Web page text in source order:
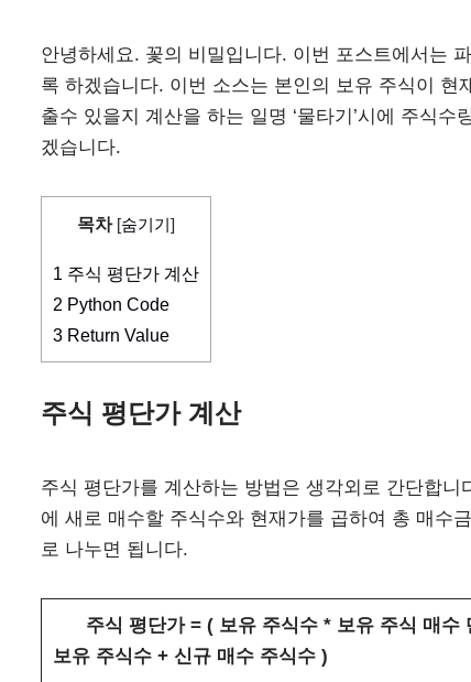
안녕하세요. 꽃의 비밀입니다. 이번 포스트에서는
록 하겠습니다. 이번 소스는 본인의 보유 주식이
출수 있을지 계산을 하는 일명 ‘물타기’시에 주식
겠습니다.
목차 [숨기기 ]
1 주식 평단가 계산
2 Python Code
3 Return Value
주식 평단가 계산
주식 평단가를 계산하는 방법은 생각외로 간단합
에 새로 매수할 주식수와 현재가를 곱하여 총 매수
로 나누면 됩니다.
주식 평단가 = ( 보유 주식수 * 보유 주식 매수
보유 주식수 + 신규 매수 주식수 )